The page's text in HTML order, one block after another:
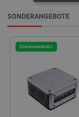
SONDERANGEBOTE
SONDERANGEBOT